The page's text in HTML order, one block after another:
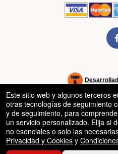
Sistema de venta de
Software de venta de entradas y
© Todos los
Este sitio web y algunos terceros
otras tecnologías de seguimiento
y de seguimiento, para
un servicio personalizado. Elija si
no esenciales o solo las
Privacidad y Cookies y